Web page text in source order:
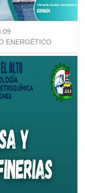
ENERGÉTICO